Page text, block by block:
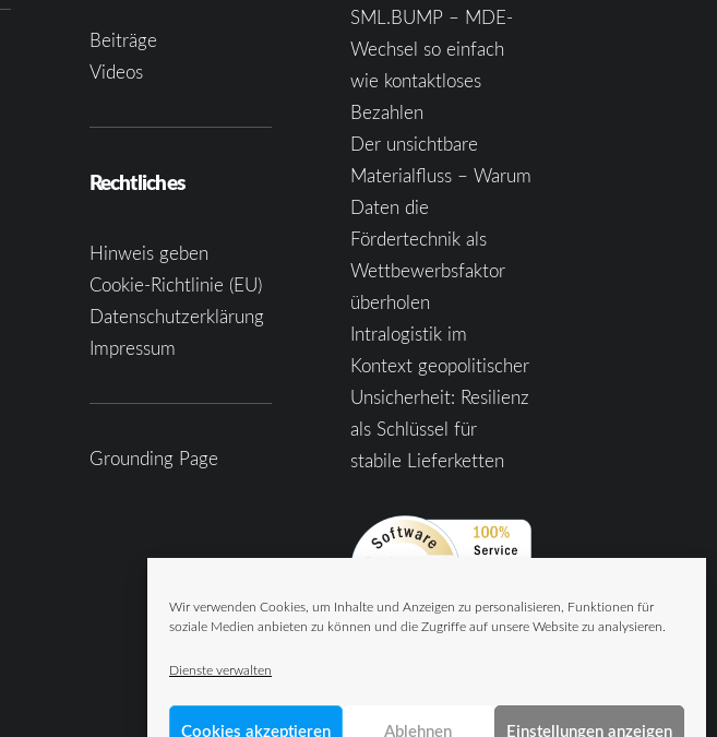
Wir verwenden Cookies, um Inhalte und Anzeigen zu personalisieren, Funktionen für
soziale Medien anbieten zu können und die Zugriffe auf unsere Website zu analysieren.
Dienste verwalten
Cookies akzeptieren Ablehnen Einstellungen anzeigen
Beiträge
Videos
Rechtliches
Hinweis geben
Cookie-Richtlinie (EU)
Datenschutzerklärung
Impressum
Grounding Page
SML.BUMP – MDE-
Wechsel so einfach
wie kontaktloses
Bezahlen
Der unsichtbare
Materialfluss – Warum
Daten die
Fördertechnik als
Wettbewerbsfaktor
überholen
Intralogistik im
Kontext geopolitischer
Unsicherheit: Resilienz
als Schlüssel für
stabile Lieferketten